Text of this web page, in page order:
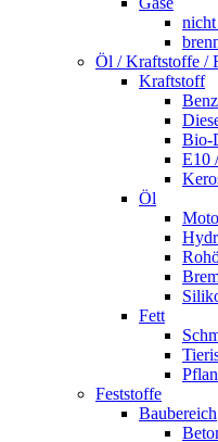
nicht
Öl / Kraftstoffe /
Kraftstoff
Bio-
E10
Öl
Fett
Feststoffe
Baubereich